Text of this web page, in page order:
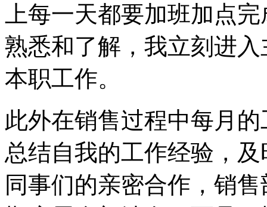
上每一天都要加班加点
熟悉和了解，我立刻进
本职工作。
此外在销售过程中每月
总结自我的工作经验，
同事们的亲密合作，销